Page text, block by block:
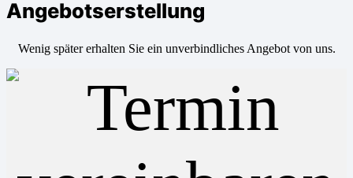
Angebotserstellung
Wenig später erhalten Sie ein unverbindliches Angebot von uns.